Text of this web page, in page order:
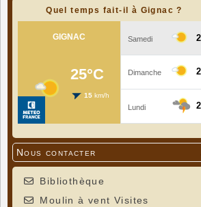
Quel temps fait-il à Gignac ?
Nous contacter
Bibliothèque
Moulin à vent Visites